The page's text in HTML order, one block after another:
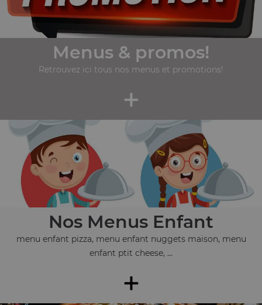
Menus & promos!
Retrouvez ici tous nos menus et promotions!
+
Nos Menus Enfant
menu enfant pizza, menu enfant nuggets maison, menu
enfant ptit cheese, ...
+